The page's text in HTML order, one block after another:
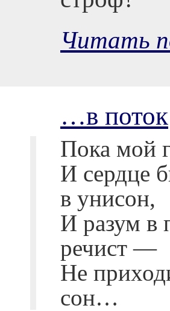
Читать
…в поток
Пока мой
И сердце
в унисон,
И разум в
речист —
Не
сон…